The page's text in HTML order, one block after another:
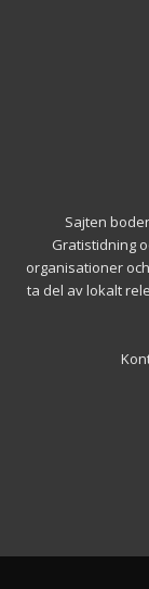
Sajten
Gratistidning
organisationer
ta del av lokalt